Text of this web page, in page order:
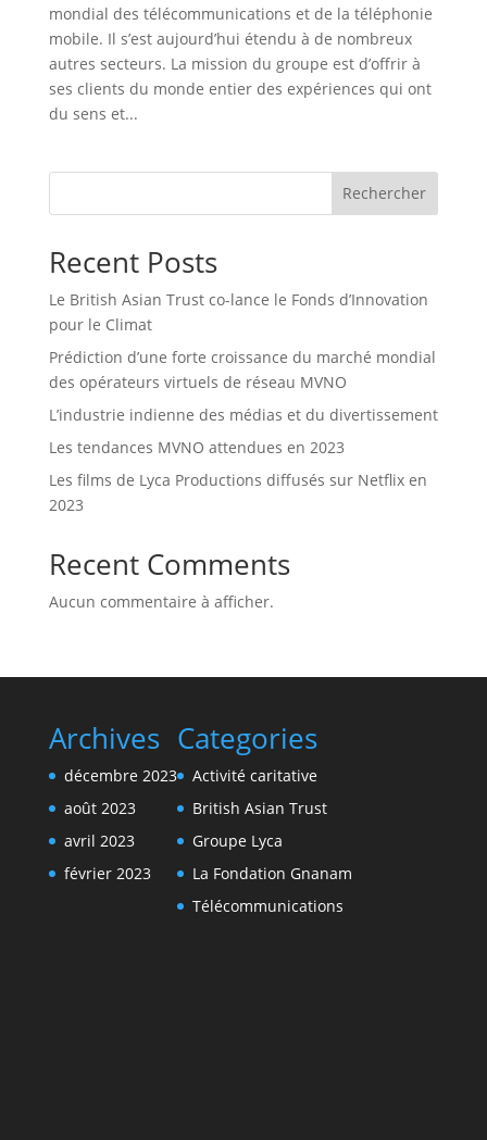
mondial des télécommunications et de la téléphonie
mobile. Il s’est aujourd’hui étendu à de nombreux
autres secteurs. La mission du groupe est d’offrir à
ses clients du monde entier des expériences qui ont
du sens et...
Rechercher
Recent Posts
Le British Asian Trust co-lance le Fonds d’Innovation
pour le Climat
Prédiction d’une forte croissance du marché mondial
des opérateurs virtuels de réseau MVNO
L’industrie indienne des médias et du divertissement
Les tendances MVNO attendues en 2023
Les films de Lyca Productions diffusés sur Netflix en
2023
Recent Comments
Aucun commentaire à afficher.
Archives
décembre 2023
août 2023
avril 2023
février 2023
Categories
Activité caritative
British Asian Trust
Groupe Lyca
La Fondation Gnanam
Télécommunications